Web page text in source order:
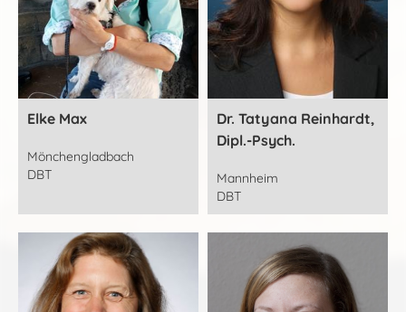
Elke Max
Mönchengladbach
DBT
Dr. Tatyana Reinhardt,
Dipl.-Psych.
Mannheim
DBT